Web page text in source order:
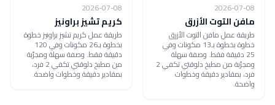
2026-07-08
مافن التوت الأزرق
طريقة عمل مافن التوت الأزرق
خطوة بخطوة بـ13 مكونات وفي
25 دقيقة فقط. وصفة سهلة
ومجرّبة من مطبخ دلوقتي تكفي 2
فرد، بمقادير دقيقة وخطوات
واضحة.
2026-07-08
كريم تشيز براونيز
طريقة عمل كريم تشيز براونيز خطوة
بخطوة بـ26 مكونات وفي 120
دقيقة فقط. وصفة سهلة ومجرّبة
من مطبخ دلوقتي تكفي 2 فرد،
بمقادير دقيقة وخطوات واضحة.